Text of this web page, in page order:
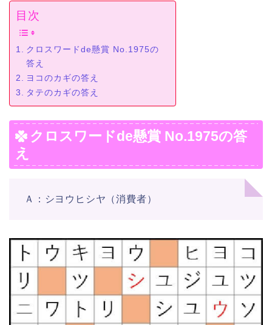
目次
クロスワードde懸賞 No.1975の
答え
ヨコのカギの答え
タテのカギの答え
クロスワードde懸賞 No.1975の答
え
Ａ：シヨウヒシヤ（消費者）